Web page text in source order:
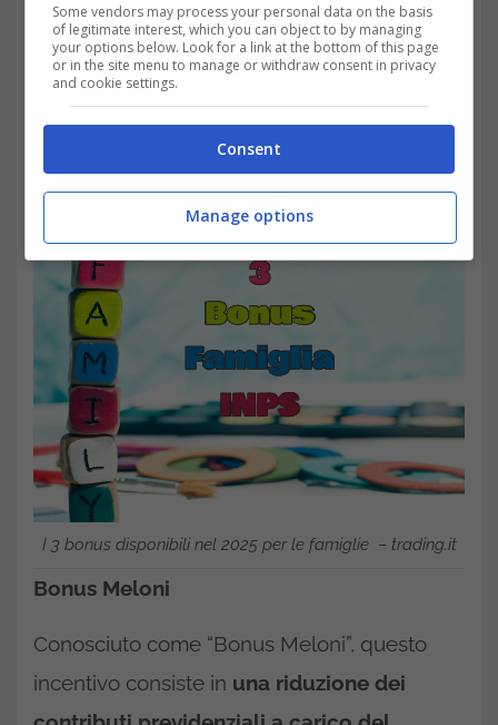
contribuiscono all’Isee del nucleo familiare,
ma con un limite di 40mila euro. Per
usufruire di questo bonus, le madri devono
presentare un’autodichiarazione al proprio
datore di lavoro, attestando il possesso dei
requisiti necessari.
I 3 bonus disponibili nel 2025 per le famiglie – trading.it
Bonus Meloni
Conosciuto come “Bonus Meloni”, questo
incentivo consiste in una riduzione dei
Some vendors may process your personal data on the basis
of legitimate interest, which you can object to by managing
your options below. Look for a link at the bottom of this page
or in the site menu to manage or withdraw consent in privacy
and cookie settings.
Consent
Manage options